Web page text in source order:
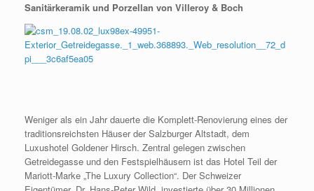
Sanitärkeramik und Porzellan von Villeroy & Boch
Weniger als ein Jahr dauerte die Komplett-Renovierung eines der
traditionsreichsten Häuser der Salzburger Altstadt, dem
Luxushotel Goldener Hirsch. Zentral gelegen zwischen
Getreidegasse und den Festspielhäusern ist das Hotel Teil der
Mariott-Marke „The Luxury Collection“. Der Schweizer